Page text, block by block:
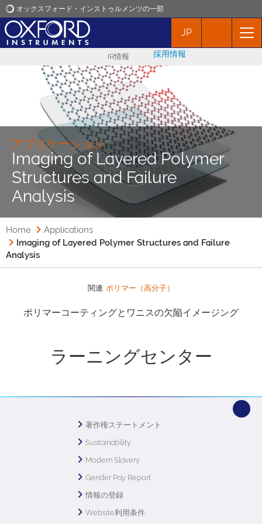
オックスフォード・インストゥルメンツの一部
オックスフォード・インストゥルメンツ
アプリケーション
プロダクト
ニュース
イベント
お問い合わせ
JP
IR情報 採用情報
アプリケーション
Imaging of Layered Polymer
Structures and Failure
Analysis
Home
Applications
Imaging of Layered Polymer Structures and Failure
Analysis
関連: ポリマー（高分子）
ポリマーコーティングとワニスの欠陥イメージング
ラーニングセンター
著作権ステートメント
Sustainability
Modern Slavery
Gender Pay Report
情報の登録
Website利用条件